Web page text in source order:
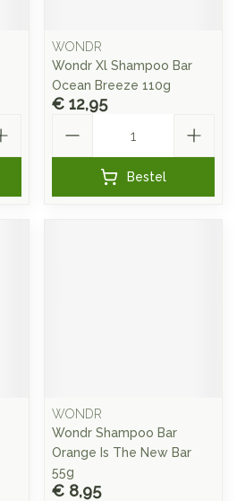
WONDR
Wondr Xl Shampoo Bar
Ocean Breeze 110g
€ 12,95
Bestel
WONDR
Wondr Shampoo Bar
Orange Is The New Bar
55g
€ 8,95